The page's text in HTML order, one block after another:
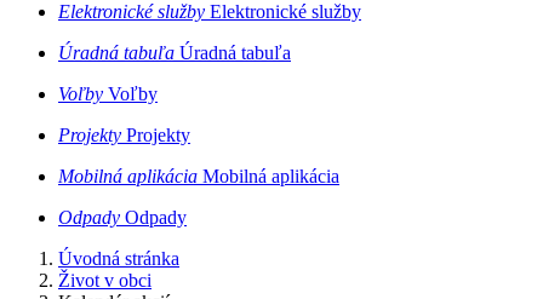
Elektronické služby Elektronické služby
Úradná tabuľa Úradná tabuľa
Voľby Voľby
Projekty Projekty
Mobilná aplikácia Mobilná aplikácia
Odpady Odpady
Úvodná stránka
Život v obci